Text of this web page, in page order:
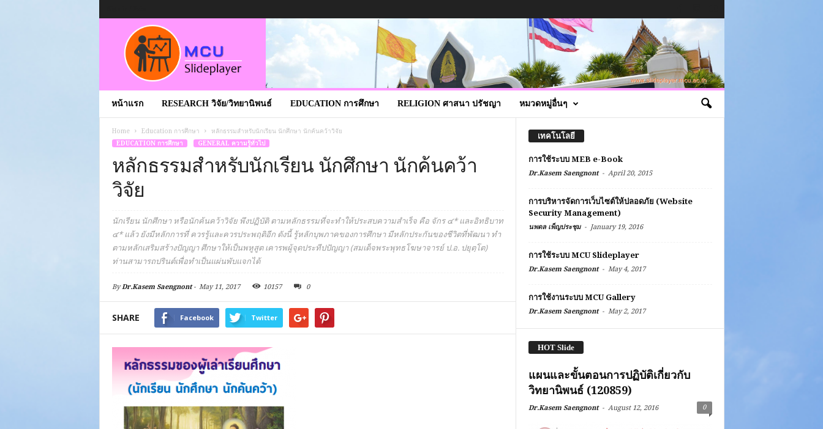
หน้าแรก RESEARCH วิจัย/วิทยานิพนธ์ EDUCATION การศึกษา RELIGION ศาสนา ปรัชญา หมวดหมู่อื่นๆ
Home Education การศึกษา
หลักธรรมสำหรับนักเรียน นักศึกษา นักค้นคว้าวิจัย
EDUCATION การศึกษา
GENERAL ความรู้ทั่วไป
หลักธรรมสำหรับนักเรียน นักศึกษา นักค้นคว้า
วิจัย
นักเรียน นักศึกษา หรือนักค้นคว้าวิจัย พึงปฏิบัติ ตามหลักธรรมที่จะทำให้ประสบความสำเร็จ คือ จักร ๔* และอิทธิบาท
๔* แล้ว ยังมีหลักการที่ ควรรู้และควรประพฤติอีก ดังนี้ รู้หลักบุพภาคของการศึกษา มีหลักประกันของชีวิตที่พัฒนา ทำ
ตามหลักเสริมสร้างปัญญา ศึกษาให้เป็นพหูสูต เคารพผู้จุดประทีปปัญญา (สมเด็จพระพุทธโฆษาจารย์ ป.อ. ปยุตฺโต)
ท่านสามารถปรินต์เพื่อทำเป็นแผ่นพับแจกได้
ByDr.Kasem Saengnont- May 11, 2017 10157 0
SHARE Facebook Twitter
เทคโนโลยี
การใช้ระบบ MEB e-Book
Dr.Kasem Saengnont - April 20, 2015
การบริหารจัดการเว็บไซต์ให้ปลอดภัย (Website
Security Management)
นพดล เพ็ญประชุม - January 19, 2016
การใช้ระบบ MCU Slideplayer
Dr.Kasem Saengnont - May 4, 2017
การใช้งานระบบ MCU Gallery
Dr.Kasem Saengnont - May 2, 2017
HOT Slide
แผนและขั้นตอนการปฏิบัติเกี่ยวกับ
วิทยานิพนธ์ (120859)
Dr.Kasem Saengnont - August 12, 2016 0